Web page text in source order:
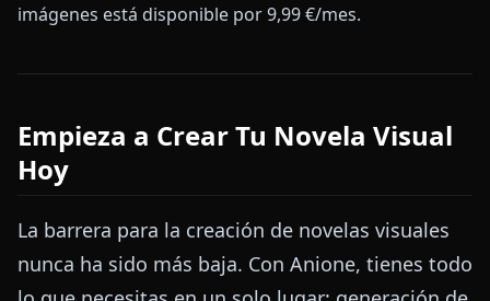
imágenes está disponible por 9,99 €/mes.
Empieza a Crear Tu Novela Visual
Hoy
La barrera para la creación de novelas visuales
nunca ha sido más baja. Con Anione, tienes todo